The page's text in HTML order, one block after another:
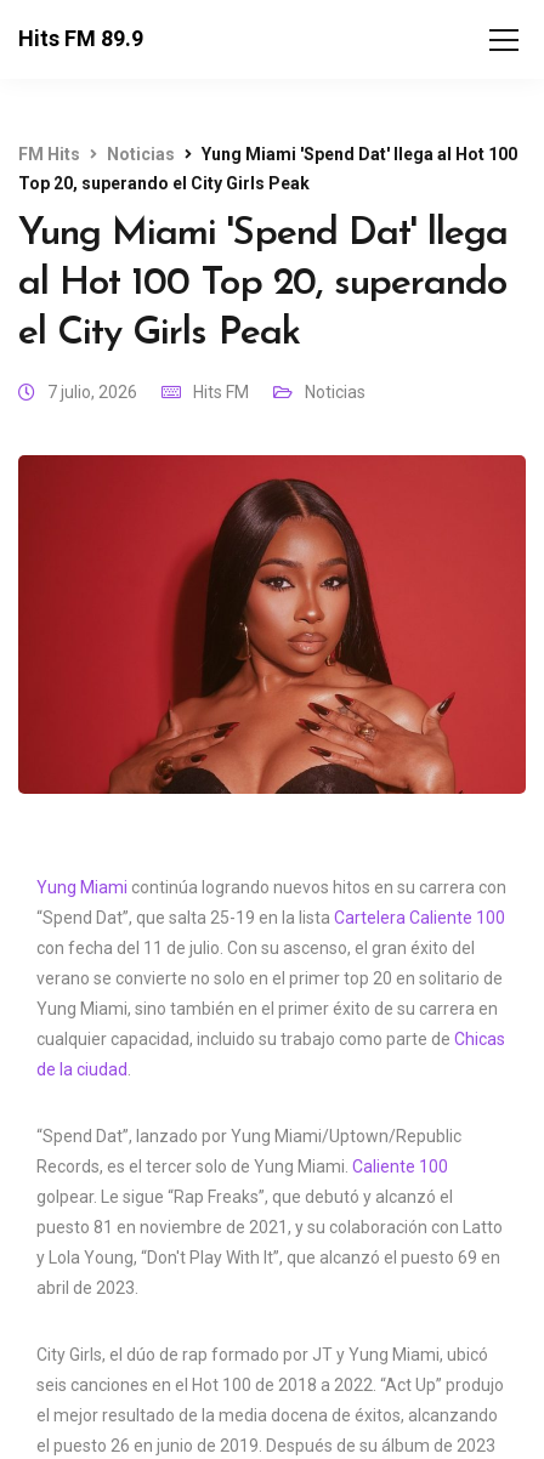
Hits FM 89.9
FM Hits Noticias
Yung Miami 'Spend Dat' llega al Hot 100
Top 20, superando el City Girls Peak
Yung Miami 'Spend Dat' llega
al Hot 100 Top 20, superando
el City Girls Peak
7 julio, 2026 Hits FM Noticias
Yung Miami continúa logrando nuevos hitos en su carrera con
“Spend Dat”, que salta 25-19 en la lista Cartelera Caliente 100
con fecha del 11 de julio. Con su ascenso, el gran éxito del
verano se convierte no solo en el primer top 20 en solitario de
Yung Miami, sino también en el primer éxito de su carrera en
cualquier capacidad, incluido su trabajo como parte de Chicas
de la ciudad
“Spend Dat”, lanzado por Yung Miami/Uptown/Republic
Records, es el tercer solo de Yung Miami. Caliente 100
golpear. Le sigue “Rap Freaks”, que debutó y alcanzó el
puesto 81 en noviembre de 2021, y su colaboración con Latto
y Lola Young, “Don't Play With It”, que alcanzó el puesto 69 en
abril de 2023.
City Girls, el dúo de rap formado por JT y Yung Miami, ubicó
seis canciones en el Hot 100 de 2018 a 2022. “Act Up” produjo
el mejor resultado de la media docena de éxitos, alcanzando
el puesto 26 en junio de 2019. Después de su álbum de 2023